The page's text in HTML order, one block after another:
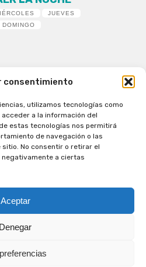
consentimiento
utilizamos tecnologías como
a la información del
estas tecnologías nos permitirá
de navegación o las
No consentir o retirar el
a ciertas
Aceptar
Denegar
JUEVES
DOMINGO
- Todos los derechos